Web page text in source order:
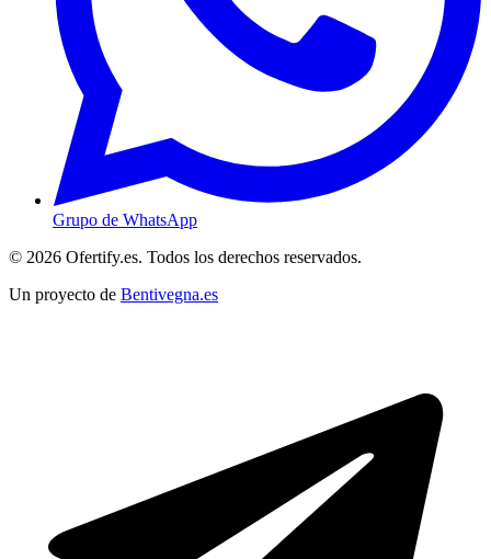
Grupo de WhatsApp
© 2026 Ofertify.es. Todos los derechos reservados.
Un proyecto de Bentivegna.es